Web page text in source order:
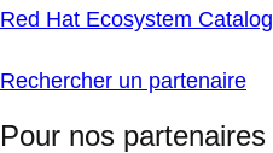
Red Hat Ecosystem Catalog
Rechercher un partenaire
Pour nos partenaires